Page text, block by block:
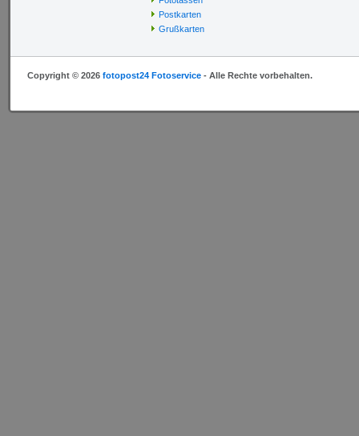
Postkarten
Grußkarten
Copyright © 2026 fotopost24 Fotoservice - Alle Rechte vorbehalten.